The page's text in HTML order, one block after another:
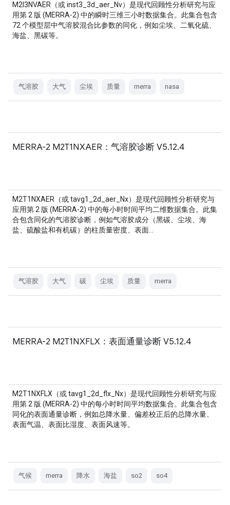
M2I3NVAER（或 inst3_3d_aer_Nv）是现代回顾性分析研究与应
用第 2 版 (MERRA-2) 中的瞬时三维三小时数据集合。此集合包含
72 个模型层中气溶胶混合比参数的同化，例如尘埃、二氧化硫、
海盐、黑碳等。
气溶胶 大气 尘埃 质量 merra nasa
MERRA-2 M2T1NXAER：气溶胶诊断 V5.12.4
M2T1NXAER（或 tavg1_2d_aer_Nx）是现代回顾性分析研究与
应用第 2 版 (MERRA-2) 中的每小时时间平均二维数据集合。此集
合包含同化的气溶胶诊断，例如气溶胶成分（黑碳、尘埃、海
盐、硫酸盐和有机碳）的柱质量密度、表面…
气溶胶 大气 碳 尘埃 质量 merra
MERRA-2 M2T1NXFLX：表面通量诊断 V5.12.4
M2T1NXFLX（或 tavg1_2d_flx_Nx）是现代回顾性分析研究与应
用第 2 版 (MERRA-2) 中的每小时时间平均数据集合。此集合包含
同化的表面通量诊断，例如总降水量、偏差校正后的总降水量、
表面气温、表面比湿度、表面风速等。
气候 merra 降水 海盐 so2 so4